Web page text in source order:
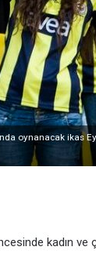
oynanacak ikas
kadın